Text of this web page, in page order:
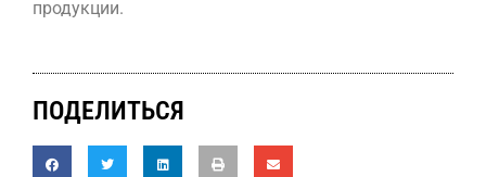
продукции.
ПОДЕЛИТЬСЯ